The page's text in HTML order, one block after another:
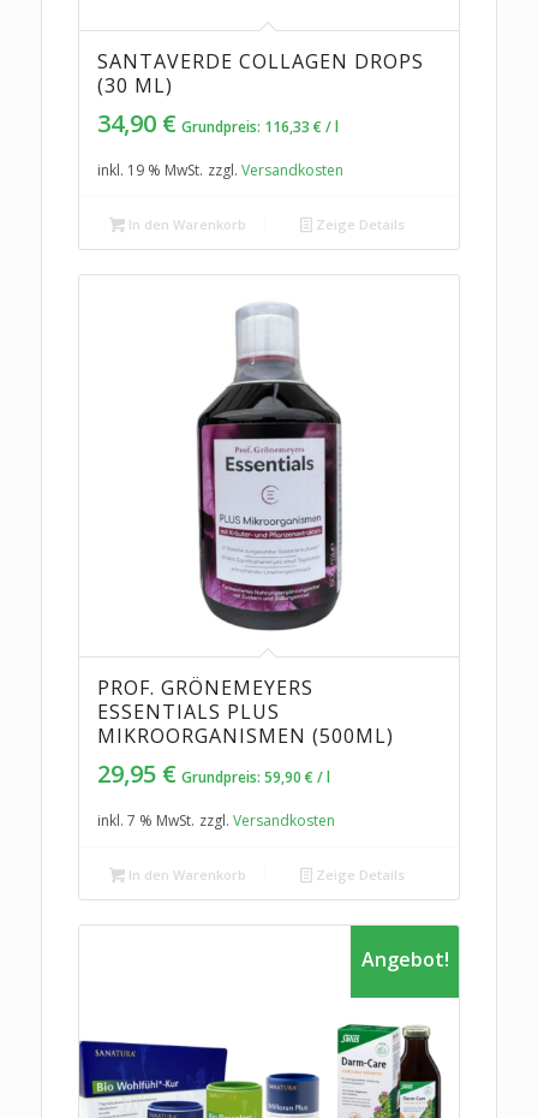
SANTAVERDE COLLAGEN DROPS
(30 ML)
34,90 € Grundpreis: 116,33 € /l
inkl. 19 % MwSt. zzgl. Versandkosten
In den Warenkorb Zeige Details
PROF. GRÖNEMEYERS
ESSENTIALS PLUS
MIKROORGANISMEN (500ML)
29,95 € Grundpreis: 59,90 € /l
inkl. 7 % MwSt. zzgl. Versandkosten
In den Warenkorb Zeige Details
Angebot!